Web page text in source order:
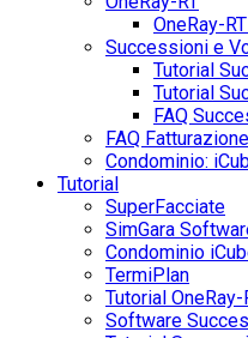
OneRay-
Successioni e
Tutorial
Tutorial
FAQ
FAQ
Condominio:
Tutorial
SuperFacciate
SimGara
Condominio
TermiPlan
Tutorial OneRay-
Software